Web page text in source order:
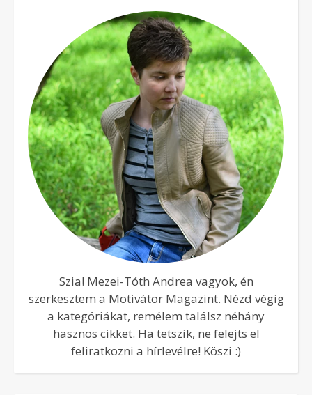
Szia! Mezei-Tóth Andrea vagyok, én
szerkesztem a Motivátor Magazint. Nézd végig
a kategóriákat, remélem találsz néhány
hasznos cikket. Ha tetszik, ne felejts el
feliratkozni a hírlevélre! Köszi :)